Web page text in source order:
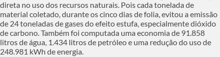
direta no uso dos recursos naturais. Pois cada tonelada de
material coletado, durante os cinco dias de folia, evitou a emissão
de 24 toneladas de gases do efeito estufa, especialmente dióxido
de carbono. Também foi computada uma economia de 91.858
litros de água, 1.434 litros de petróleo e uma redução do uso de
248.981 kWh de energia.